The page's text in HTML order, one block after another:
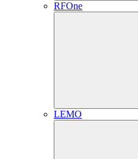
RFOne
LEMO